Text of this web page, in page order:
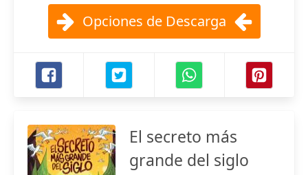
Opciones de Descarga
El secreto más
grande del siglo